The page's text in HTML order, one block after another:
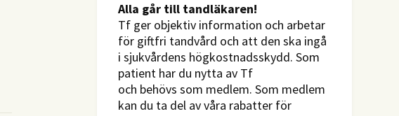
​Alla går till tandläkaren!
Tf ger objektiv information och arbetar
för giftfri tandvård och att den ska ingå
i sjukvårdens högkostnadsskydd. Som
patient har du nytta av Tf
och behövs som medlem. Som medlem
kan du ta del av våra rabatter för